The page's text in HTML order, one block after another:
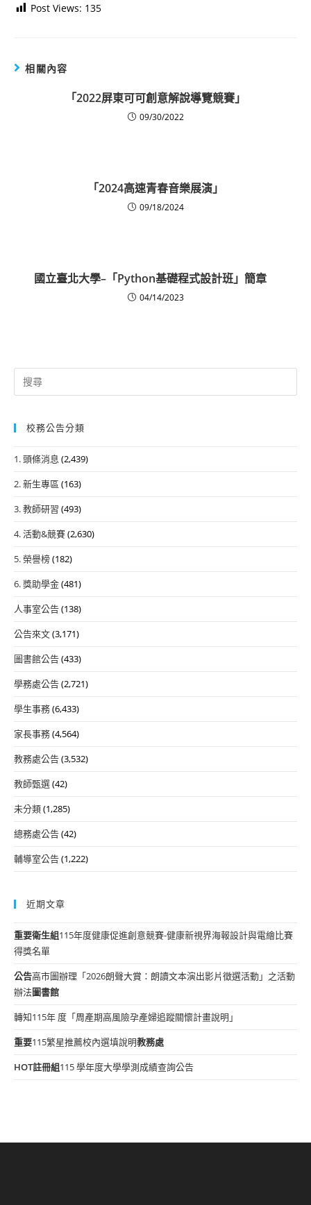
Post Views: 135
相關內容
「2022屏東可可創意解說導覽競賽」
09/30/2022
「2024高速青春音樂展演」
09/18/2024
國立臺北大學–「Python基礎程式設計班」簡章
04/14/2023
Search
for:
校務公告分類
1. 頭條消息 (2,439)
2. 新生專區 (163)
3. 教師研習 (493)
4. 活動&競賽(2,630)
5. 榮譽榜(182)
6. 獎助學金(481)
人事室公告(138)
公告來文(3,171)
圖書館公告(433)
學務處公告(2,721)
學生事務(6,433)
家長事務(4,564)
教務處公告(3,532)
教師甄選(42)
未分類(1,285)
總務處公告(42)
輔導室公告(1,222)
近期文章
重要衛生組115年度健康促進創意競賽-健康新視界海報設計與電繪比賽
得獎名單
公告高市圖辦理「2026朗聲大賞：朗讀文本演出影片徵選活動」之活動
辦法圖書館
轉知115年 度「周產期高風險孕產婦追蹤關懷計畫說明」
重要115繁星推薦校內選填說明教務處
HOT註冊組115 學年度大學學測成績查詢公告